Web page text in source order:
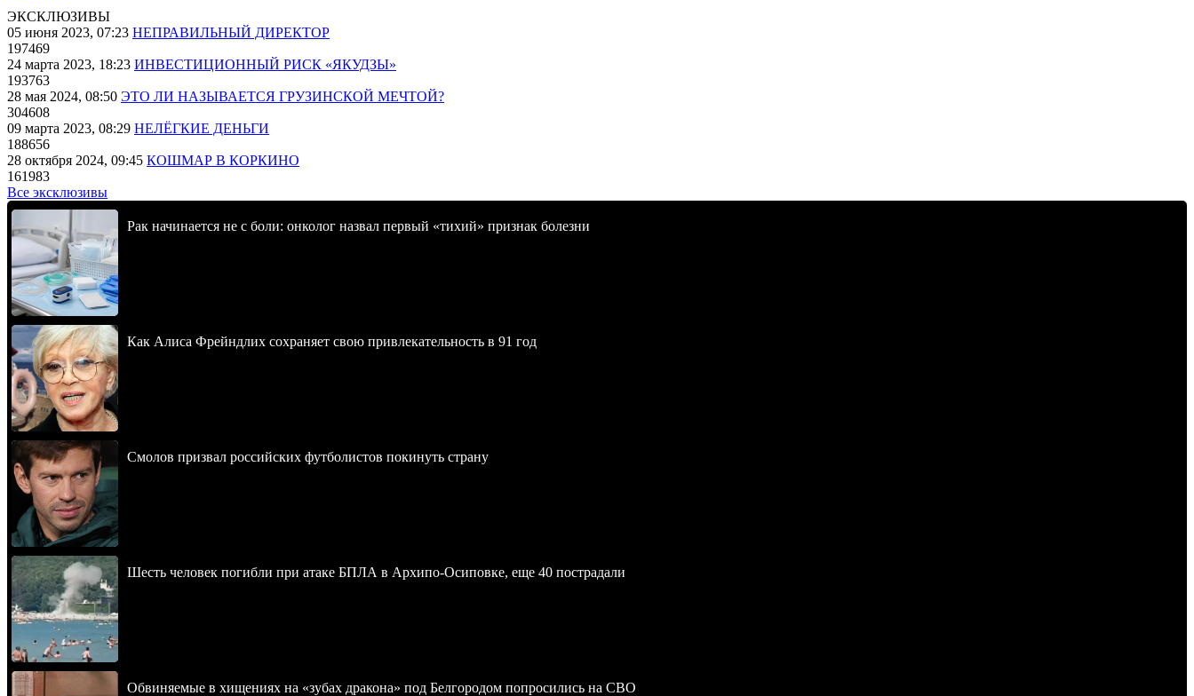
ЭКСКЛЮЗИВЫ
05 июня 2023, 07:23 НЕПРАВИЛЬНЫЙ ДИРЕКТОР
197469
24 марта 2023, 18:23 ИНВЕСТИЦИОННЫЙ РИСК «ЯКУДЗЫ»
193763
28 мая 2024, 08:50 ЭТО ЛИ НАЗЫВАЕТСЯ ГРУЗИНСКОЙ МЕЧТОЙ?
304608
09 марта 2023, 08:29 НЕЛЁГКИЕ ДЕНЬГИ
188656
28 октября 2024, 09:45 КОШМАР В КОРКИНО
161983
Все эксклюзивы
Рак начинается не с боли: онколог назвал первый «тихий» признак болезни
Как Алиса Фрейндлих сохраняет свою привлекательность в 91 год
Смолов призвал российских футболистов покинуть страну
Шесть человек погибли при атаке БПЛА в Архипо-Осиповке, еще 40 пострадали
Обвиняемые в хищениях на «зубах дракона» под Белгородом попросились на СВО